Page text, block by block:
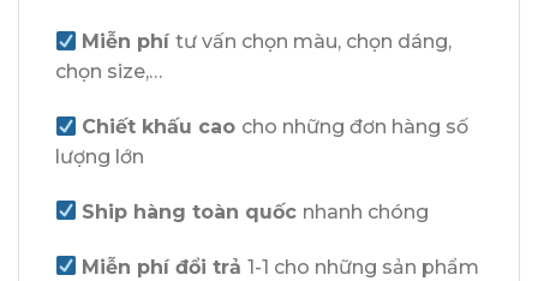
Miễn phítư vấn chọn màu, chọn dáng,
chọn size,…
Chiết khấu cao cho những đơn hàng số
lượng lớn
Ship hàng toàn quốc nhanh chóng
Miễn phí đổi trả1-1 cho những sản phẩm